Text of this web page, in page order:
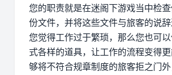
您的职责就是在迷阁下游戏当中检
份文件，并将这些文件与旅客的说
您觉得工作过于繁琐，那么您也可
式各样的道具，让工作的流程变得
够将不符合规章制度的旅客拒之门